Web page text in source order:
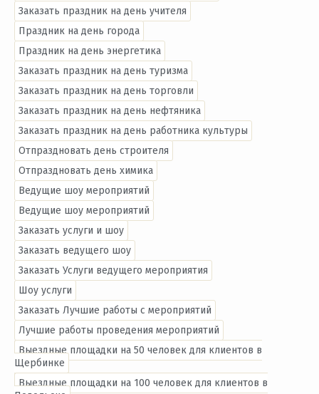
Заказать праздник на день учителя
Праздник на день города
Праздник на день энергетика
Заказать праздник на день туризма
Заказать праздник на день торговли
Заказать праздник на день нефтяника
Заказать праздник на день работника культуры
Отпраздновать день строителя
Отпраздновать день химика
Ведущие шоу мероприятий
Ведущие шоу мероприятий
Заказать услуги и шоу
Заказать ведущего шоу
Заказать Услуги ведущего мероприятия
Шоу услуги
Заказать Лучшие работы с мероприятий
Лучшие работы проведения мероприятий
Выездные площадки на 50 человек для клиентов в
Щербинке
Выездные площадки на 100 человек для клиентов в